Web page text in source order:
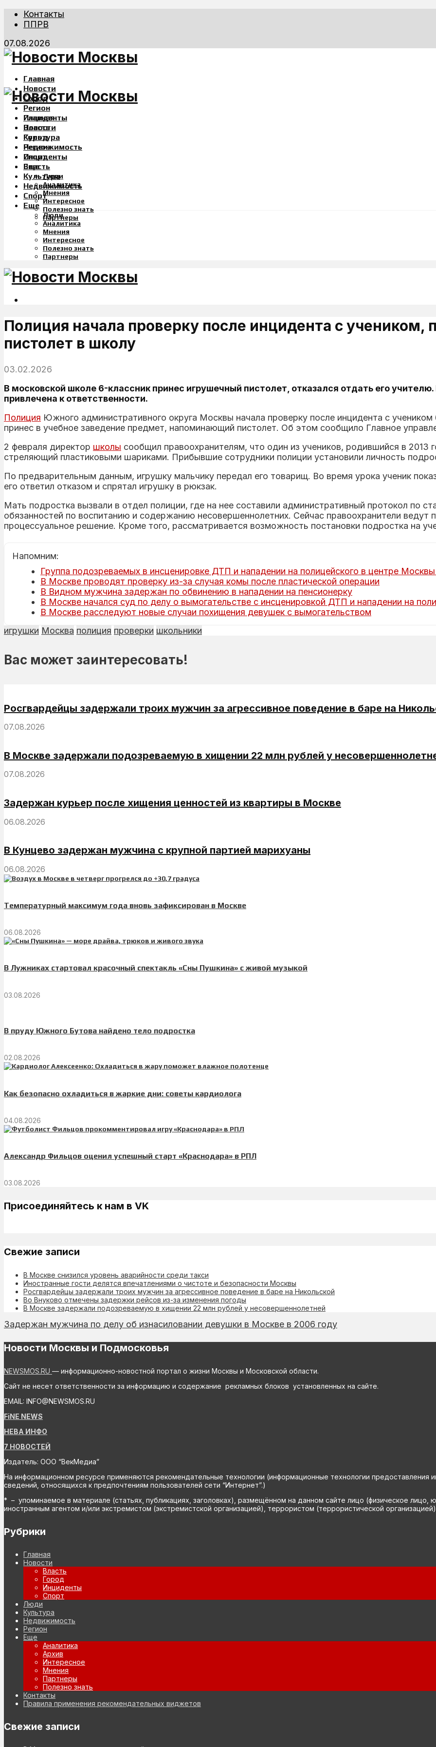
Контакты
ППРВ
07.08.2026
Главная
Новости
Город
Регион
Инциденты
Власть
Культура
Недвижимость
Спорт
Еще
Люди
Аналитика
Мнения
Интересное
Полезно знать
Партнеры
Главная
Новости
Город
Регион
Инциденты
Власть
Культура
Недвижимость
Спорт
Еще
Люди
Аналитика
Мнения
Интересное
Полезно знать
Партнеры
Полиция начала проверку после инцидента с
пистолет в школу
03.02.2026
В московской школе 6-классник принес игрушечный пистолет, отказался отдать его
привлечена к ответственности.
Полиция Южного административного округа Москвы начала проверку после инцидента с
принес в учебное заведение предмет, напоминающий пистолет. Об этом сообщило Главное
2 февраля директор школы сообщил правоохранителям, что один из учеников, родившийся в 2013
стреляющий пластиковыми шариками. Прибывшие сотрудники полиции установили личность
По предварительным данным, игрушку мальчику передал его товарищ. Во время урока ученик
его ответил отказом и спрятал игрушку в рюкзак.
Мать подростка вызвали в отдел полиции, где на нее составили административный протокол по
обязанностей по воспитанию и содержанию несовершеннолетних. Сейчас правоохранители ведут
процессуальное решение. Кроме того, рассматривается возможность постановки подростка на
Напомним:
Группа подозреваемых в инсценировке ДТП и нападении на полицейского в центре
В Москве проводят проверку из-за случая комы после пластической операции
В Видном мужчина задержан по обвинению в нападении на пенсионерку
В Москве начался суд по делу о вымогательстве с инсценировкой ДТП и нападении на
В Москве расследуют новые случаи похищения девушек с вымогательством
игрушки Москва полиция проверки школьники
Вас может заинтересовать!
Росгвардейцы задержали троих мужчин за агрессивное поведение в баре на
07.08.2026
В Москве задержали подозреваемую в хищении 22 млн рублей у
07.08.2026
Задержан курьер после хищения ценностей из квартиры в Москве
06.08.2026
В Кунцево задержан мужчина с крупной партией марихуаны
06.08.2026
Температурный максимум года вновь зафиксирован в Москве
06.08.2026
В Лужниках стартовал красочный спектакль «Сны Пушкина» с живой музыкой
03.08.2026
В пруду Южного Бутова найдено тело подростка
02.08.2026
Как безопасно охладиться в жаркие дни: советы кардиолога
04.08.2026
Александр Фильцов оценил успешный старт «Краснодара» в РПЛ
03.08.2026
Присоединяйтесь к нам в VK
Свежие записи
В Москве снизился уровень аварийности среди такси
Иностранные гости делятся впечатлениями о чистоте и безопасности Москвы
Росгвардейцы задержали троих мужчин за агрессивное поведение в баре на Никольской
Во Внуково отмечены задержки рейсов из-за изменения погоды
В Москве задержали подозреваемую в хищении 22 млн рублей у несовершеннолетней
Задержан мужчина по делу об изнасиловании девушки в Москве в 2006 году
Новости Москвы и Подмосковья
NEWSMOS.RU — информационно-новостной портал о жизни Москвы и Московской области.
Сайт не несет ответственности за информацию и содержание рекламных блоков установленных на сайте.
EMAIL: INFO@NEWSMOS.RU
FiNE NEWS
НЕВА ИНФО
7 НОВОСТЕЙ
Издатель: ООО “ВекМедиа”
На информационном ресурсе применяются рекомендательные технологии (информационные технологии предоставления
сведений, относящихся к предпочтениям пользователей сети “Интернет”.)
* – упоминаемое в материале (статьях, публикациях, заголовках), размещённом на данном сайте лицо (физическое лицо,
иностранным агентом и/или экстремистом (экстремистской организацией), террористом (террористической
Рубрики
Главная
Новости
Власть
Город
Инциденты
Спорт
Люди
Культура
Недвижимость
Регион
Еще
Аналитика
Архив
Интересное
Мнения
Партнеры
Полезно знать
Контакты
Правила применения рекомендательных виджетов
Свежие записи